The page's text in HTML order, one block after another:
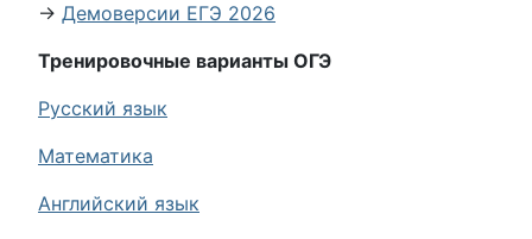
→ Демоверсии ЕГЭ 2026
Тренировочные варианты ОГЭ
Русский язык
Математика
Английский язык